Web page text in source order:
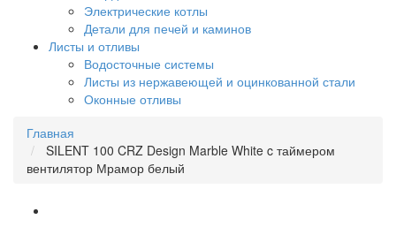
Электрические котлы
Детали для печей и каминов
Листы и отливы
Водосточные системы
Листы из нержавеющей и оцинкованной стали
Оконные отливы
Главная
SILENT 100 CRZ Design Marble White c таймером
вентилятор Мрамор белый